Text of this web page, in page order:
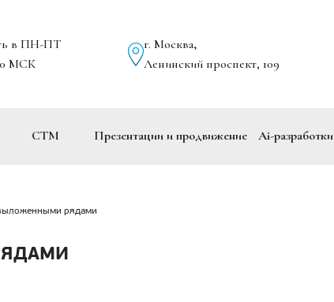
в ПН-ПТ
МСК
г. Москва,
Ленинский проспект, 109
СТМ Презентации и продвижение Ai-разработки
рядами